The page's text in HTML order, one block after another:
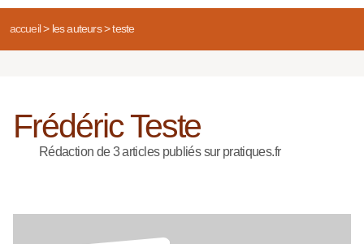
accueil> les auteurs> teste
Frédéric Teste
Rédaction de 3 articles publiés sur pratiques.fr